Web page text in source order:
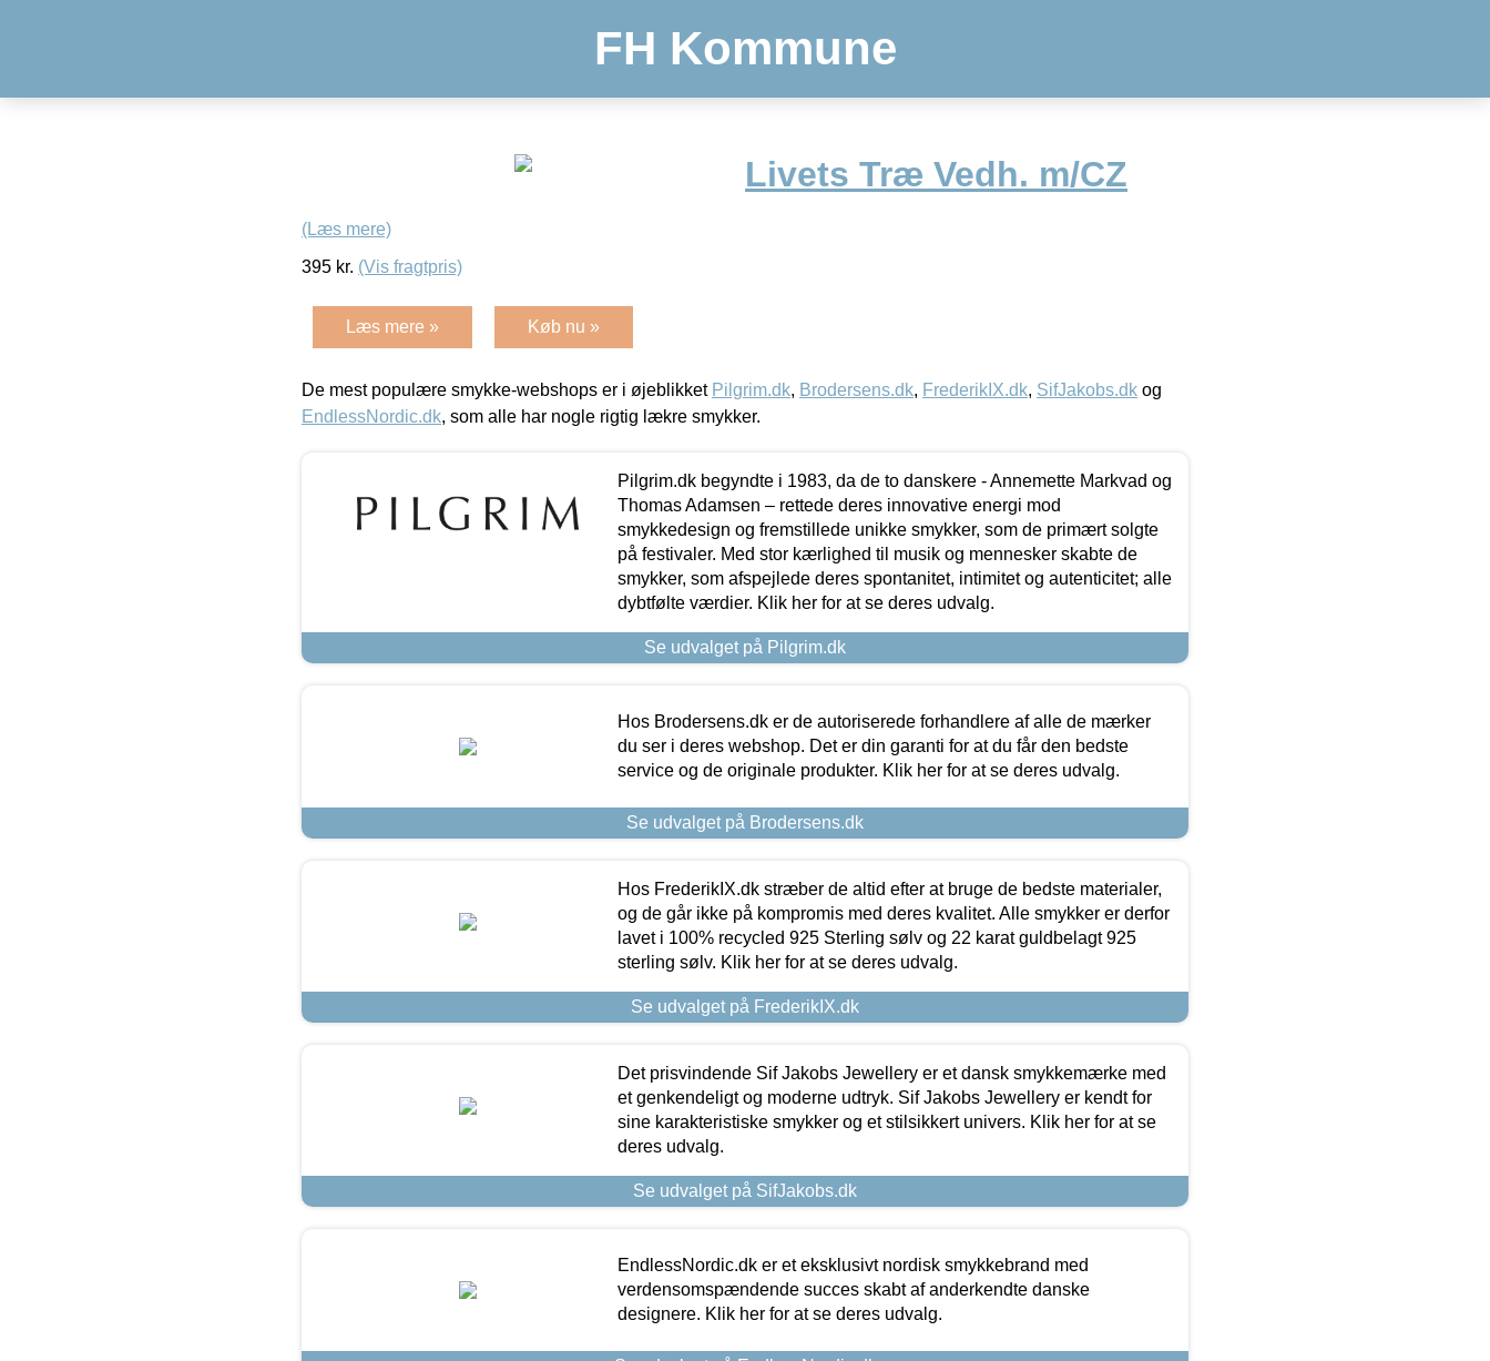
FH Kommune
Livets Træ Vedh. m/CZ
(Læs mere)
395 kr. (Vis fragtpris)
Læs mere » Køb nu »
De mest populære smykke-webshops er i øjeblikket Pilgrim.dk, Brodersens.dk, FrederikIX.dk, SifJakobs.dk og
EndlessNordic.dk, som alle har nogle rigtig lækre smykker.
Pilgrim.dk begyndte i 1983, da de to danskere - Annemette Markvad og
Thomas Adamsen – rettede deres innovative energi mod
smykkedesign og fremstillede unikke smykker, som de primært solgte
på festivaler. Med stor kærlighed til musik og mennesker skabte de
smykker, som afspejlede deres spontanitet, intimitet og autenticitet; alle
dybtfølte værdier. Klik her for at se deres udvalg.
Se udvalget på Pilgrim.dk
Hos Brodersens.dk er de autoriserede forhandlere af alle de mærker
du ser i deres webshop. Det er din garanti for at du får den bedste
service og de originale produkter. Klik her for at se deres udvalg.
Se udvalget på Brodersens.dk
Hos FrederikIX.dk stræber de altid efter at bruge de bedste materialer,
og de går ikke på kompromis med deres kvalitet. Alle smykker er derfor
lavet i 100% recycled 925 Sterling sølv og 22 karat guldbelagt 925
sterling sølv. Klik her for at se deres udvalg.
Se udvalget på FrederikIX.dk
Det prisvindende Sif Jakobs Jewellery er et dansk smykkemærke med
et genkendeligt og moderne udtryk. Sif Jakobs Jewellery er kendt for
sine karakteristiske smykker og et stilsikkert univers. Klik her for at se
deres udvalg.
Se udvalget på SifJakobs.dk
EndlessNordic.dk er et eksklusivt nordisk smykkebrand med
verdensomspændende succes skabt af anderkendte danske
designere. Klik her for at se deres udvalg.